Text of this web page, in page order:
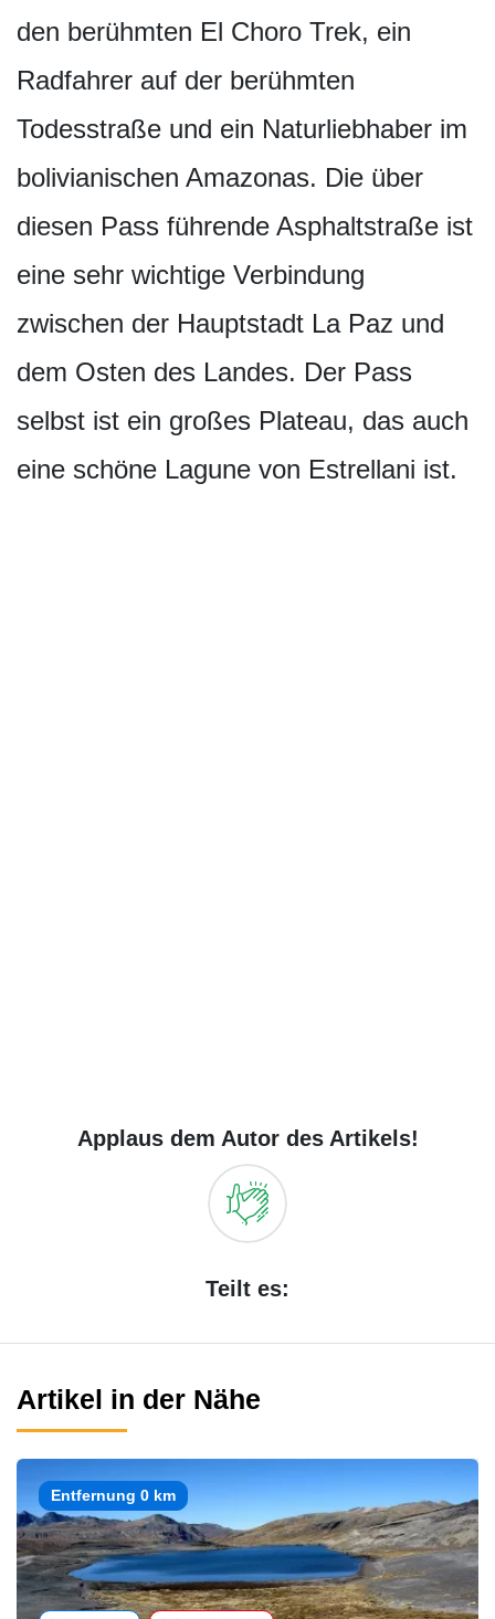
den berühmten El Choro Trek, ein
Radfahrer auf der berühmten
Todesstraße und ein Naturliebhaber im
bolivianischen Amazonas. Die über
diesen Pass führende Asphaltstraße ist
eine sehr wichtige Verbindung
zwischen der Hauptstadt La Paz und
dem Osten des Landes. Der Pass
selbst ist ein großes Plateau, das auch
eine schöne Lagune von Estrellani ist.
Applaus dem Autor des Artikels!
Teilt es:
Artikel in der Nähe
Entfernung 0 km